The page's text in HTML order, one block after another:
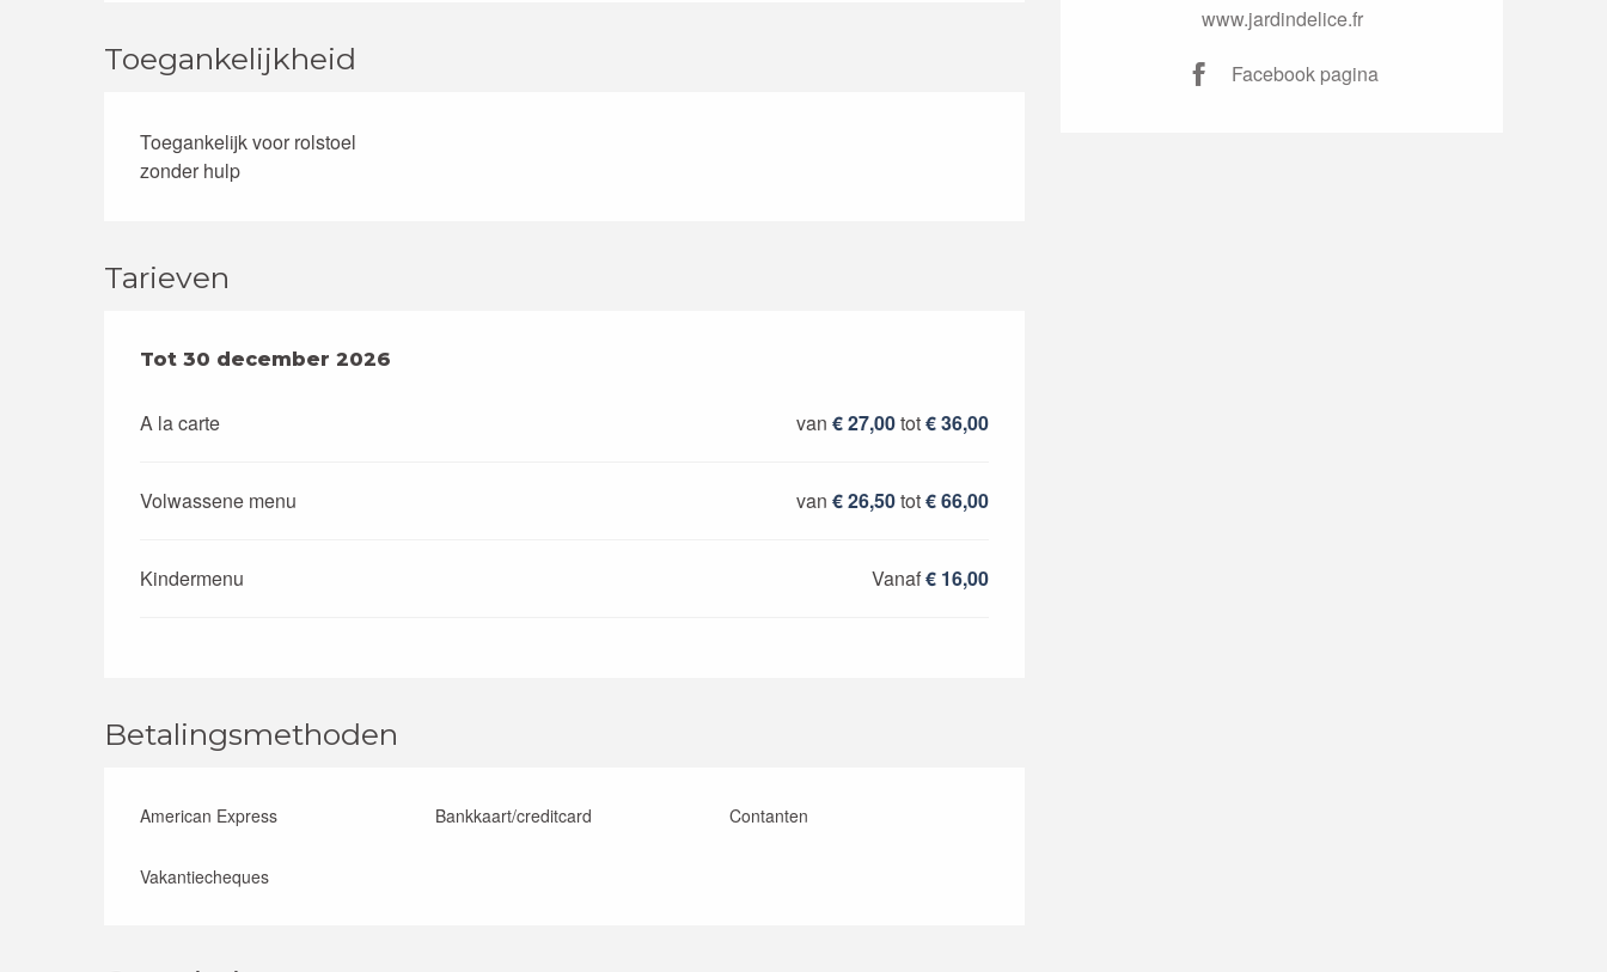
www.jardindelice.fr
Facebook pagina
Toegankelijkheid
Toegankelijk voor rolstoel
zonder hulp
Tarieven
Van 2 januari 2026tot30 december 2026
Tot 30 december 2026
A la carte van€ 27,00tot€ 36,00
Volwassene menu van€ 26,50tot€ 66,00
Kindermenu Vanaf€ 16,00
Betalingsmethoden
American Express Bankkaart/creditcard Contanten
Vakantiecheques